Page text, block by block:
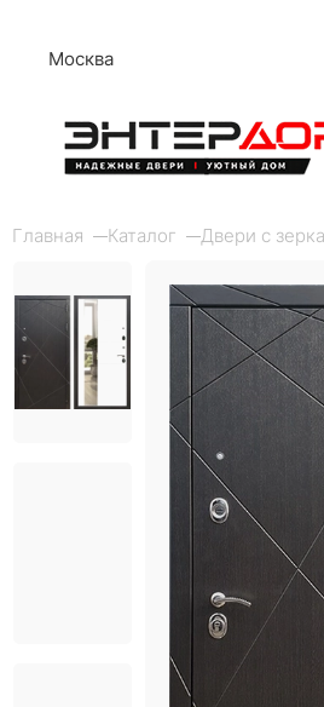
Москва
Главная Каталог Двери с